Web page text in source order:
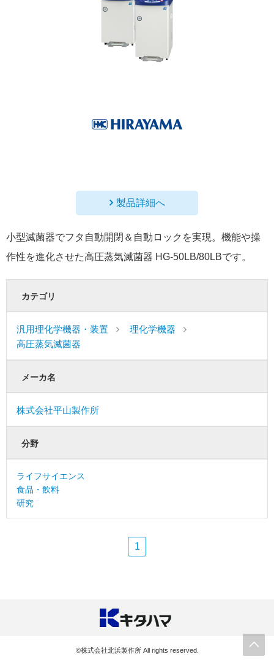
製品詳細へ
小型滅菌器でフタ自動開閉＆自動ロックを実現。機能や操
作性を進化させた高圧蒸気滅菌器 HG-50LB/80LBです。
カテゴリ
汎用理化学機器・装置
理化学機器
高圧蒸気滅菌器
メーカ名
株式会社平山製作所
分野
ライフサイエンス
食品・飲料
研究
1
©株式会社北浜製作所 All rights reserved.